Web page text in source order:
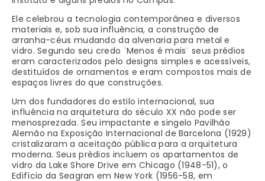
Ele celebrou a tecnologia contemporânea e diversos
materiais e, sob sua influência, a construção de
arranha-céus mudando da alvenaria para metal e
vidro. Segundo seu credo ¨Menos é mais¨ seus prédios
eram caracterizados pelo designs simples e acessíveis,
destituídos de ornamentos e eram compostos mais de
espaços livres do que construções.
Um dos fundadores do estilo internacional, sua
influência na arquitetura do século XX não pode ser
menosprezada. Seu impactante e singelo Pavilhão
Alemão na Exposição Internacional de Barcelona (1929)
cristalizaram a aceitação pública para a arquitetura
moderna. Seus prédios incluem os apartamentos de
vidro da Lake Shore Drive em Chicago (1948-51), o
Edifício da Seagran em New York (1956-58, em